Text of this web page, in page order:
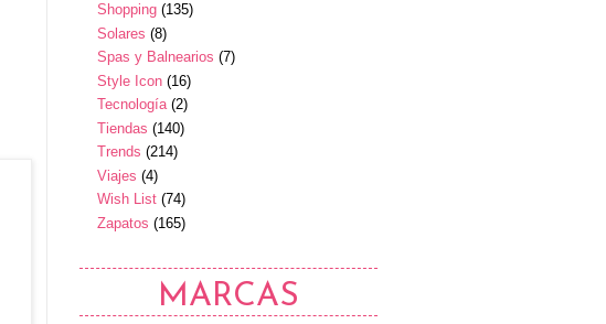
Shopping (135)
Solares (8)
Spas y Balnearios (7)
Style Icon (16)
Tecnología (2)
Tiendas (140)
Trends (214)
Viajes (4)
Wish List (74)
Zapatos (165)
MARCAS